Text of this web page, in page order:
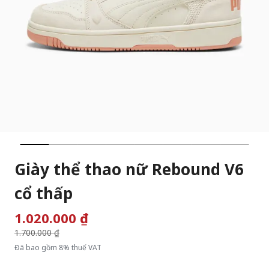
Giày thể thao nữ Rebound V6
cổ thấp
1.020.000 ₫Giá giảm từ
1.700.000 ₫
đến
Đã bao gồm 8% thuế VAT